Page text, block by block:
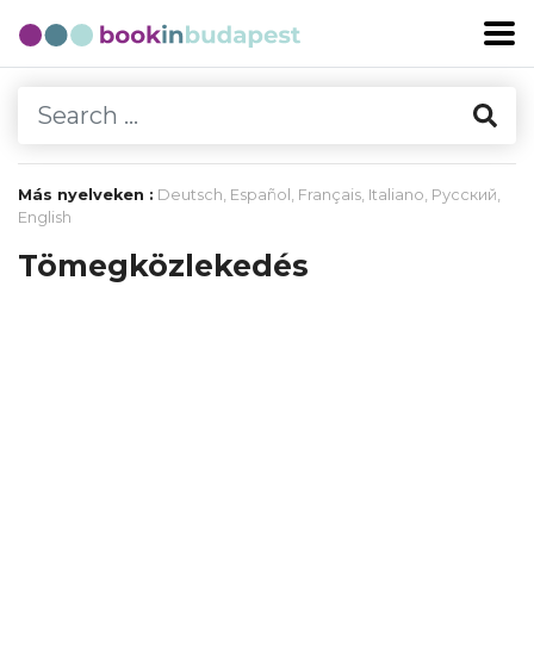
Más nyelveken : Deutsch, Español , Français, Italiano, Русский,
English
Tömegközlekedés